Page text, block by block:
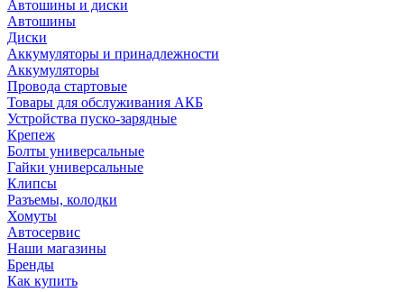
Автошины и диски
Автошины
Диски
Аккумуляторы и принадлежности
Аккумуляторы
Провода стартовые
Товары для обслуживания АКБ
Устройства пуско-зарядные
Крепеж
Болты универсальные
Гайки универсальные
Клипсы
Разъемы, колодки
Хомуты
Автосервис
Наши магазины
Бренды
Как купить